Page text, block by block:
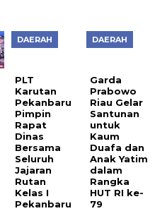
DAERAH
PLT
Karutan
Pekanbaru
Pimpin
Rapat
Dinas
Bersama
Seluruh
Jajaran
Rutan
Kelas I
Pekanbaru
DAERAH
Garda
Prabowo
Riau Gelar
Santunan
untuk
Kaum
Duafa dan
Anak Yatim
dalam
Rangka
HUT RI ke-
79